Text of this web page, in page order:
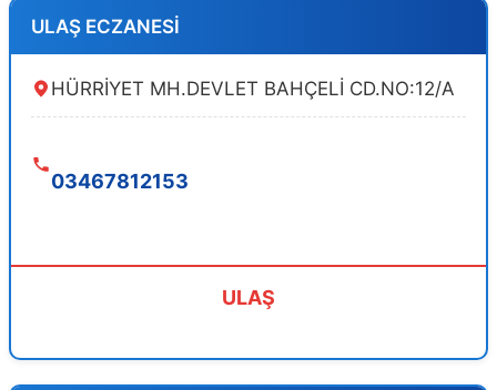
ULAŞ ECZANESİ
HÜRRİYET MH.DEVLET BAHÇELİ CD.NO:12/A
03467812153
ULAŞ